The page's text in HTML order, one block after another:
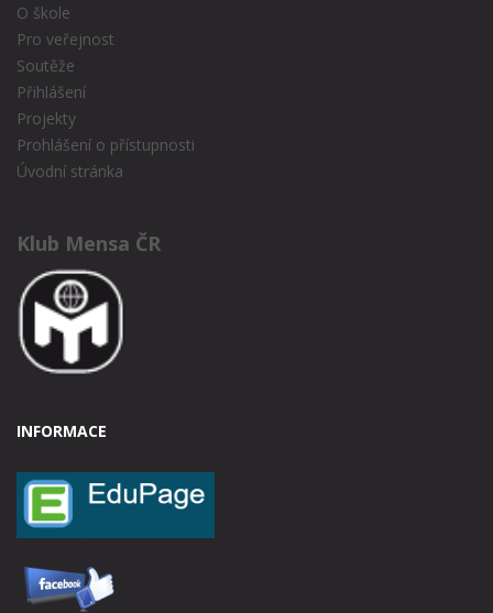
O škole
Pro veřejnost
Soutěže
Přihlášení
Projekty
Prohlášení o přístupnosti
Úvodní stránka
Klub Mensa ČR
INFORMACE